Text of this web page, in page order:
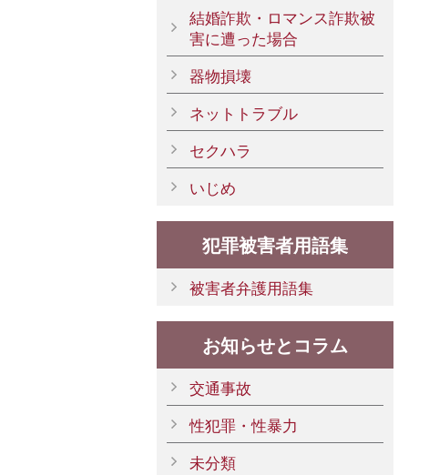
結婚詐欺・ロマンス詐欺被
害に遭った場合
器物損壊
ネットトラブル
セクハラ
いじめ
犯罪被害者用語集
被害者弁護用語集
お知らせとコラム
交通事故
性犯罪・性暴力
未分類